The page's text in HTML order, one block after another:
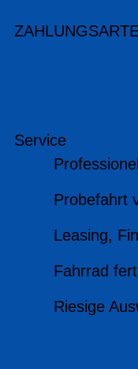
Service
Probefahrt
Leasing,
Fahrrad
Riesige